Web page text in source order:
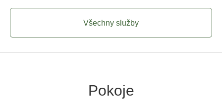
Všechny služby
Pokoje